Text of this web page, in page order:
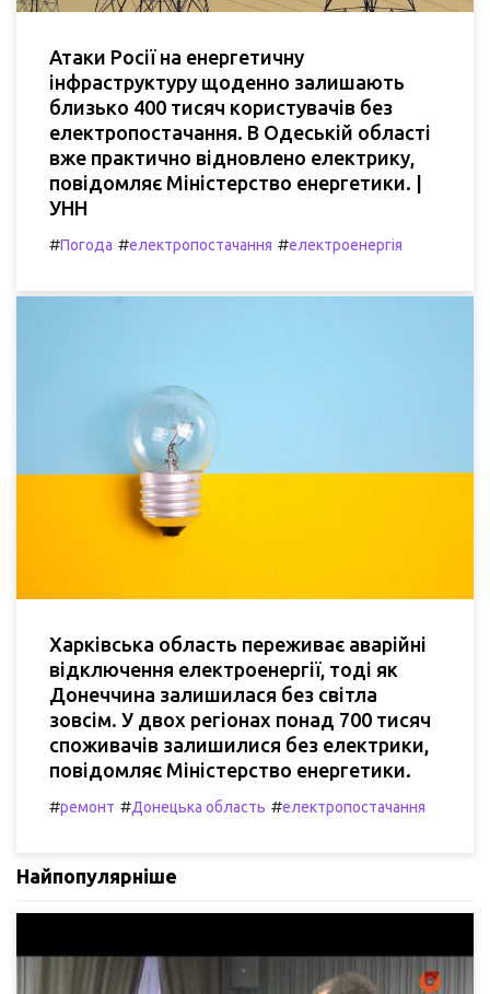
Атаки Росії на енергетичну
інфраструктуру щоденно залишають
близько 400 тисяч користувачів без
електропостачання. В Одеській області
вже практично відновлено електрику,
повідомляє Міністерство енергетики. |
УНН
#Погода #електропостачання #електроенергія
Харківська область переживає аварійні
відключення електроенергії, тоді як
Донеччина залишилася без світла
зовсім. У двох регіонах понад 700 тисяч
споживачів залишилися без електрики,
повідомляє Міністерство енергетики.
#ремонт #Донецька область #електропостачання
Найпопулярніше